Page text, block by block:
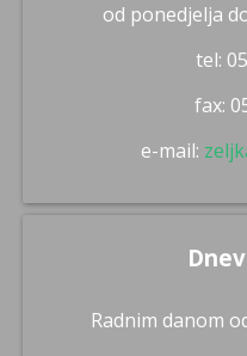
od ponedjelja
tel:
fax:
e-mail:
Radnim danom